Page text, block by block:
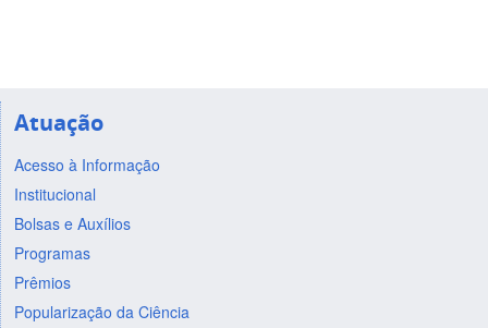
Atuação
Acesso à Informação
Institucional
Bolsas e Auxílios
Programas
Prêmios
Popularização da Ciência